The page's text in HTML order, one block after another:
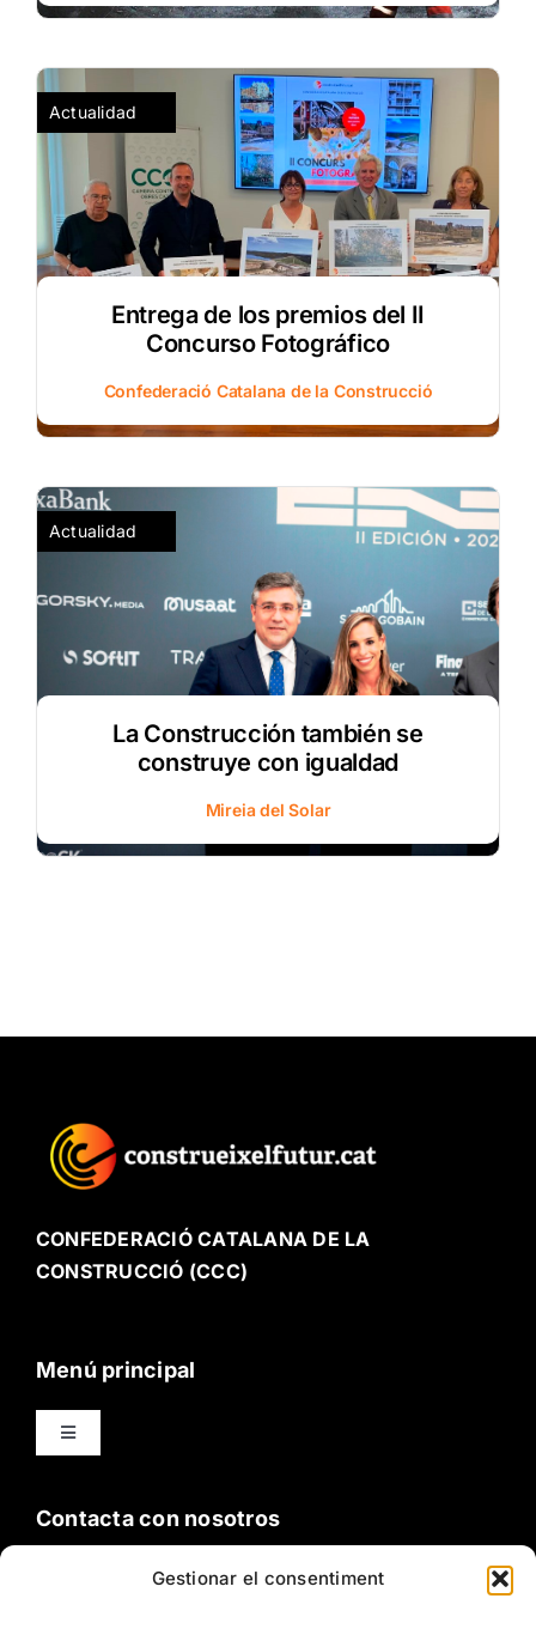
Gestionar el consentiment
Actualidad
Entrega de los premios del II
Concurso Fotográfico
Confederació Catalana de la Construcció
Actualidad
La Construcción también se
construye con igualdad
Mireia del Solar
CONFEDERACIÓ CATALANA DE LA
CONSTRUCCIÓ (CCC)
Menú principal
Toggle
Navigation
Buenas prácticas
Contacta con nosotros